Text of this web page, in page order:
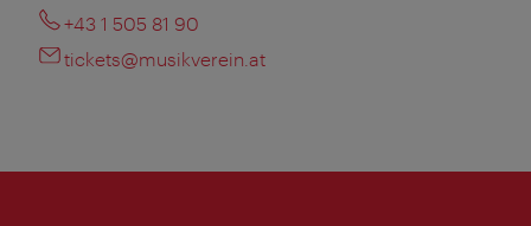
+43 1 505 81 90
tickets@musikverein.at